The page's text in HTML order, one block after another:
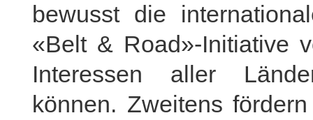
bewusst die
«Belt & Road»-Initiative
Interessen aller
können. Zweitens